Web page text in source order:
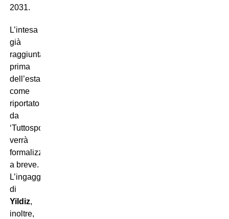
2031.
L’intesa
già
raggiunta
prima
dell’estate,
come
riportato
da
‘Tuttosport’,
verrà
formalizzata
a breve.
L’ingaggio
di
Yildiz,
inoltre,